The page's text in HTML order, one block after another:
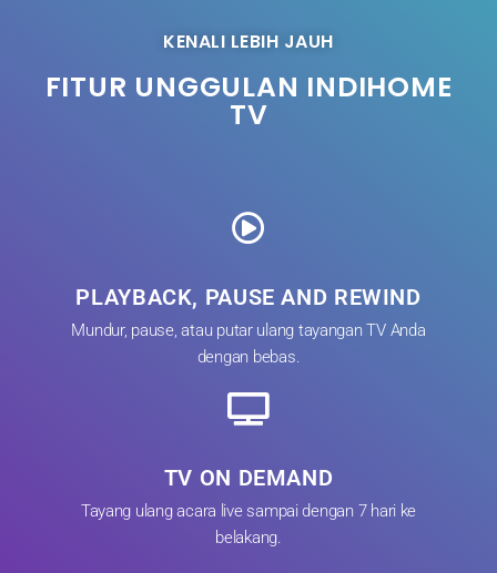
KENALI LEBIH JAUH
FITUR UNGGULAN INDIHOME
TV
PLAYBACK, PAUSE AND REWIND
Mundur, pause, atau putar ulang tayangan TV Anda
dengan bebas.
TV ON DEMAND
Tayang ulang acara live sampai dengan 7 hari ke
belakang.